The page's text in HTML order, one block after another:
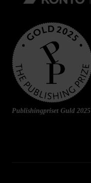
Publishingpriset Guld 2025